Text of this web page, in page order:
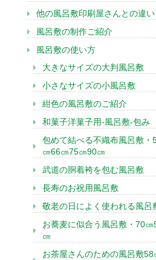
他の風呂敷印刷屋さんとの違い
風呂敷の制作ご紹介
風呂敷の使い方
大きなサイズの大判風呂敷
小さなサイズの小風呂敷
紺色の風呂敷のご紹介
和菓子洋菓子用-風呂敷-包み
包めて結べる不織布風呂敷・
㎝66㎝75㎝90㎝
武道の胴着袴を包む風呂敷
長寿のお祝用風呂敷
敬老の日によく使われる風呂
お蕎麦に似合う風呂敷・70㎝
㎝
お茶屋さんのための風呂敷58